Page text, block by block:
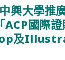
興大學推
ACP國際
及